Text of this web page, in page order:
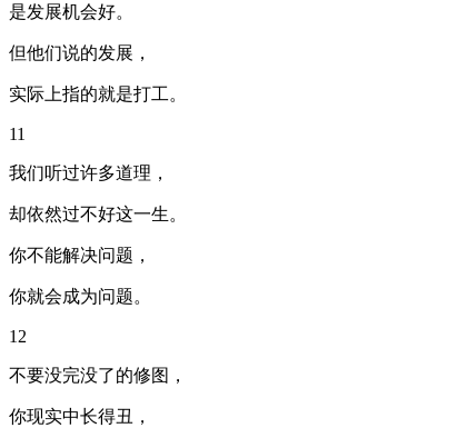
是发展机会好。
但他们说的发展，
实际上指的就是打工。
11
我们听过许多道理，
却依然过不好这一生。
你不能解决问题，
你就会成为问题。
12
不要没完没了的修图，
你现实中长得丑，